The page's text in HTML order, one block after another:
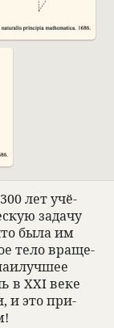
лет учё­
задачу
была им
тело враще­
в XXI веке
и это при­